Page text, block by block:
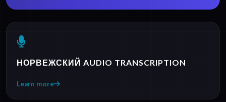
НОРВЕЖСКИЙ AUDIO TRANSCRIPTION
Learn more